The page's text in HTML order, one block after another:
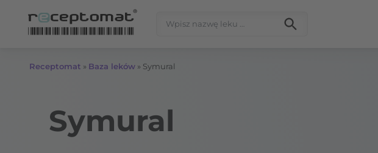
Receptomat » Baza leków » Symural
Symural